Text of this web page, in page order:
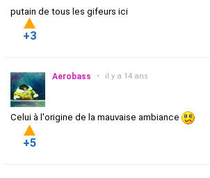
putain de tous les gifeurs ici
+3
Aerobass • il y a 14 ans
Celui à l'origine de la mauvaise ambiance
+5